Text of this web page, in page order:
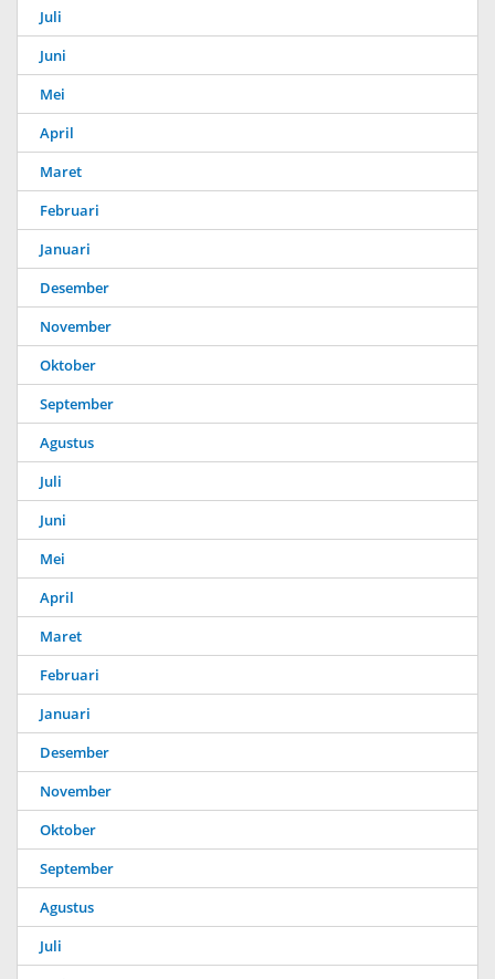
Juli
Juni
Mei
April
Maret
Februari
Januari
Desember
November
Oktober
September
Agustus
Juli
Juni
Mei
April
Maret
Februari
Januari
Desember
November
Oktober
September
Agustus
Juli